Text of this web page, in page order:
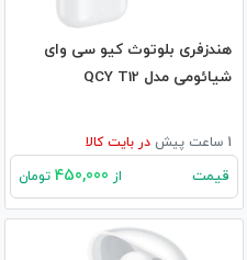
هندزفری بلوتوث کیو سی وای
شیائومی مدل QCY T12
1 ساعت پیش در بایت کالا
قیمت از تومان